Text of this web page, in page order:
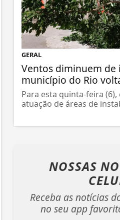
GERAL
Ventos diminuem de
município do Rio
Para esta quinta-feira (6),
atuação de áreas de
NOSSAS
Receba as notícias
no seu app